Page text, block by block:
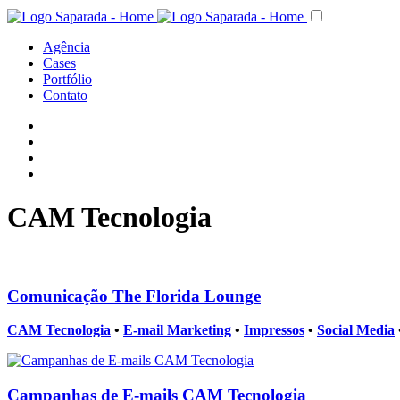
Agência
Cases
Portfólio
Contato
CAM Tecnologia
Comunicação The Florida Lounge
CAM Tecnologia • E-mail Marketing • Impressos • Social Media
Campanhas de E-mails CAM Tecnologia